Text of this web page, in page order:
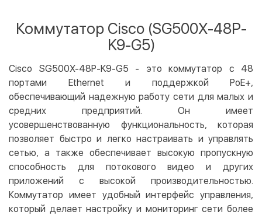
LiqPay
Google Pay
Безналичный расчет
Оплата на карту юр.лица
Оплата на счет юр.лица
Бесплатно
Мгновенная рассрочка (Приватбанк)
Оплата частями (Приватбанк)
Покупка частями (Монобанк)
Коммутатор Cisco (SG500X-48P-
K9-G5)
Cisco SG500X-48P-K9-G5 - это коммутатор с 48
портами Ethernet и поддержкой PoE+,
обеспечивающий надежную работу сети для малых и
средних предприятий. Он имеет
усовершенствованную функциональность, которая
позволяет быстро и легко настраивать и управлять
сетью, а также обеспечивает высокую пропускную
способность для потокового видео и других
приложений с высокой производительностью.
Коммутатор имеет удобный интерфейс управления,
который делает настройку и мониторинг сети более